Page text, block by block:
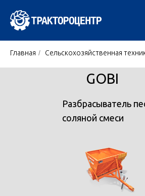
Главная / Сельскохозяйственная
GOBI
Разбрасыватель
соляной смеси